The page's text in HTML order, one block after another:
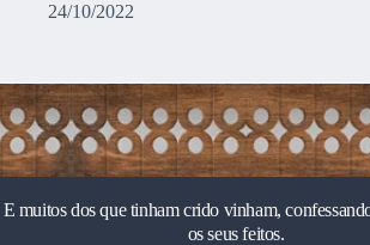
24/10/2022
E muitos dos que tinham crido vinham,
os seus feitos.